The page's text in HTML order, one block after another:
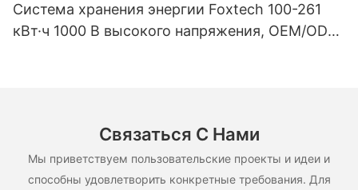
Система хранения энергии Foxtech 100-261
кВт·ч 1000 В высокого напряжения, OEM/ODM,
Связаться С Нами
Мы приветствуем пользовательские проекты и идеи и
способны удовлетворить конкретные требования. Для